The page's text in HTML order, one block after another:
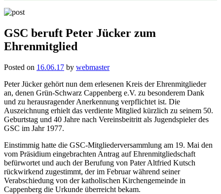
GSC beruft Peter Jücker zum
Ehrenmitglied
Posted on 16.06.17 by webmaster
Peter Jücker gehört nun dem erlesenen Kreis der Ehrenmitglieder
an, denen Grün-Schwarz Cappenberg e.V. zu besonderem Dank
und zu herausragender Anerkennung verpflichtet ist. Die
Auszeichnung erhielt das verdiente Mitglied kürzlich zu seinem 50.
Geburtstag und 40 Jahre nach Vereinsbeitritt als Jugendspieler des
GSC im Jahr 1977.
Einstimmig hatte die GSC-Mitgliederversammlung am 19. Mai den
vom Präsidium eingebrachten Antrag auf Ehrenmitgliedschaft
befürwortet und auch der Berufung von Pater Altfried Kutsch
rückwirkend zugestimmt, der im Februar während seiner
Verabschiedung von der katholischen Kirchengemeinde in
Cappenberg die Urkunde überreicht bekam.